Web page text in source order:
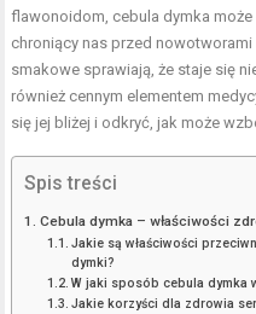
flawonoidom, cebula dymka może
chroniący nas przed
smakowe sprawiają, że staje się
również cennym elementem
się jej bliżej i odkryć, jak może
Spis treści
Cebula dymka – właściwości
Jakie są właściwości
dymki?
W jaki sposób cebula dymka
Jakie korzyści dla zdrowia